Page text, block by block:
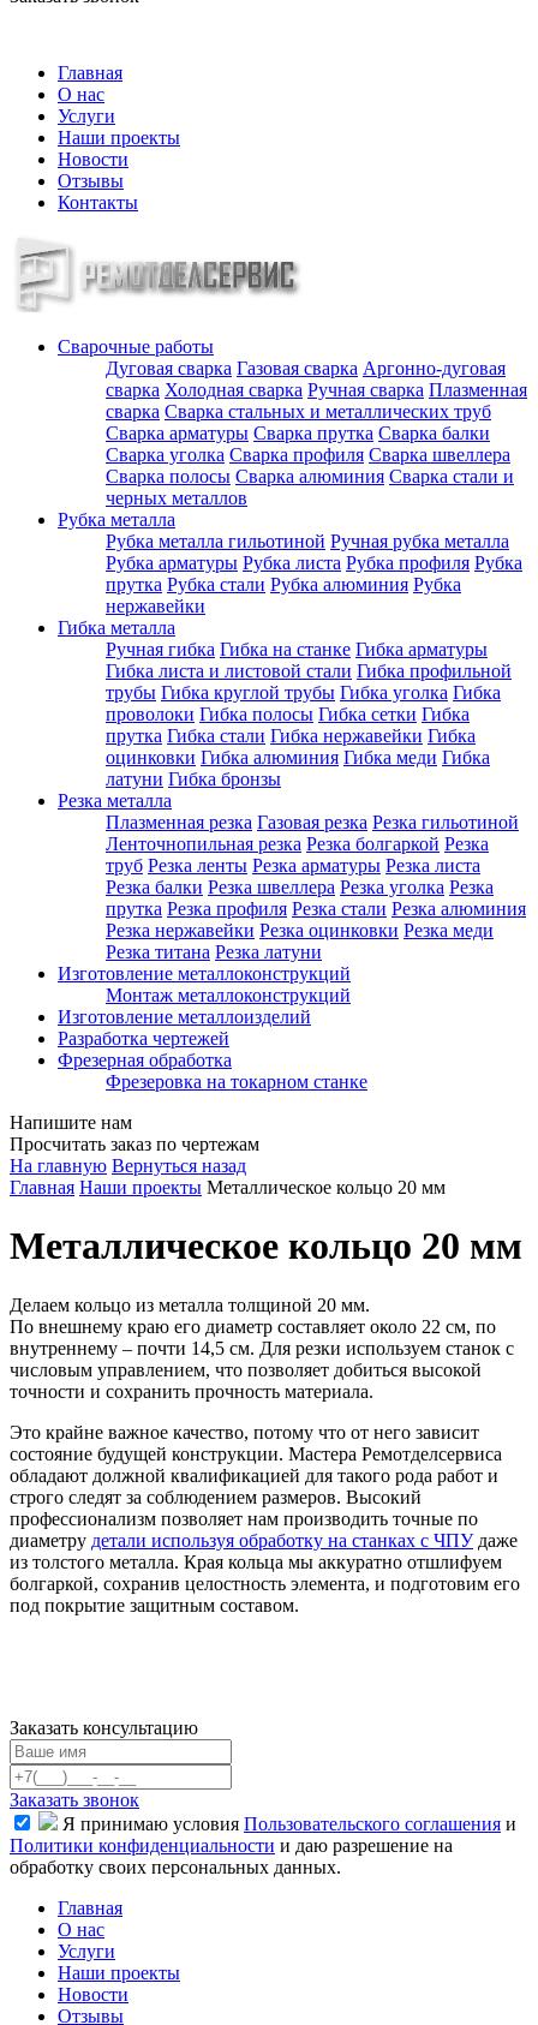
Главная
О нас
Услуги
Наши проекты
Новости
Отзывы
Контакты
Сварочные работы
Дуговая сварка Газовая сварка Аргонно-дуговая
сварка Холодная сварка Ручная сварка Плазменная
сварка Сварка стальных и металлических труб
Сварка арматуры Сварка прутка Сварка балки
Сварка уголка Сварка профиля Сварка швеллера
Сварка полосы Сварка алюминия Сварка стали и
черных металлов
Рубка металла
Рубка металла гильотиной Ручная рубка металла
Рубка арматуры Рубка листа Рубка профиля Рубка
прутка Рубка стали Рубка алюминия Рубка
нержавейки
Гибка металла
Ручная гибка Гибка на станке Гибка арматуры
Гибка листа и листовой стали Гибка профильной
трубы Гибка круглой трубы Гибка уголка Гибка
проволоки Гибка полосы Гибка сетки Гибка
прутка Гибка стали Гибка нержавейки Гибка
оцинковки Гибка алюминия Гибка меди Гибка
латуни Гибка бронзы
Резка металла
Плазменная резка Газовая резка Резка гильотиной
Ленточнопильная резка Резка болгаркой Резка
труб Резка ленты Резка арматуры Резка листа
Резка балки Резка швеллера Резка уголка Резка
прутка Резка профиля Резка стали Резка алюминия
Резка нержавейки Резка оцинковки Резка меди
Резка титана Резка латуни
Изготовление металлоконструкций
Монтаж металлоконструкций
Изготовление металлоизделий
Разработка чертежей
Фрезерная обработка
Фрезеровка на токарном станке
Напишите нам
Просчитать заказ по чертежам
На главную Вернуться назад
Главная Наши проекты Металлическое кольцо 20 мм
Металлическое кольцо 20 мм
Делаем кольцо из металла толщиной 20 мм.
По внешнему краю его диаметр составляет около 22 см, по
внутреннему – почти 14,5 см. Для резки используем станок с
числовым управлением, что позволяет добиться высокой
точности и сохранить прочность материала.
Это крайне важное качество, потому что от него зависит
состояние будущей конструкции. Мастера Ремотделсервиса
обладают должной квалификацией для такого рода работ и
строго следят за соблюдением размеров. Высокий
профессионализм позволяет нам производить точные по
диаметру детали используя обработку на станках с ЧПУдаже
из толстого металла. Края кольца мы аккуратно отшлифуем
болгаркой, сохранив целостность элемента, и подготовим его
под покрытие защитным составом.
Заказать консультацию
Заказать звонок
Я принимаю условия Пользовательского соглашения и
Политики конфиденциальности и даю разрешение на
обработку своих персональных данных.
Главная
О нас
Услуги
Наши проекты
Новости
Отзывы